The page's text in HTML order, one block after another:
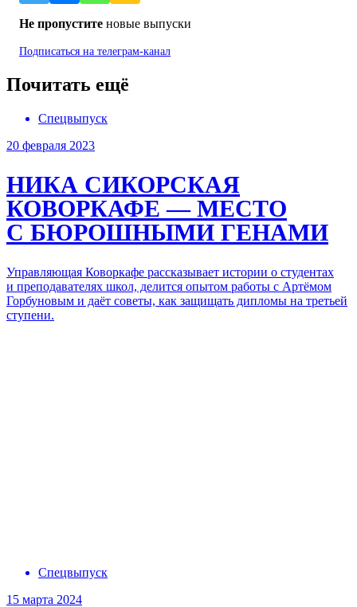
Не пропустите новые выпуски
Подписаться на телеграм-канал
Почитать ещё
Спецвыпуск
20 февраля 2023
НИКА СИКОРСКАЯ
КОВОРКАФЕ — МЕСТО
С БЮРОШНЫМИ ГЕНАМИ
Управляющая Коворкафе рассказывает истории о студентах
и преподавателях школ, делится опытом работы с Артёмом
Горбуновым и даёт советы, как защищать дипломы на третьей
ступени.
Спецвыпуск
15 марта 2024